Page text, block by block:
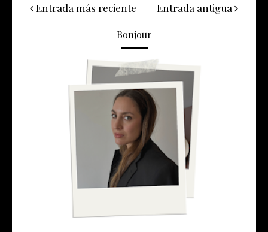
Entrada más reciente Entrada antigua
Bonjour